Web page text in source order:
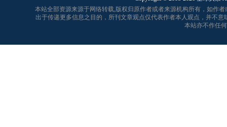
本站全部资源来源于网络转载,版权归原作者或者来源机构所有，如作
出于传递更多信息之目的，所刊文章观点仅代表作者本人观点，并不
本站亦不作任